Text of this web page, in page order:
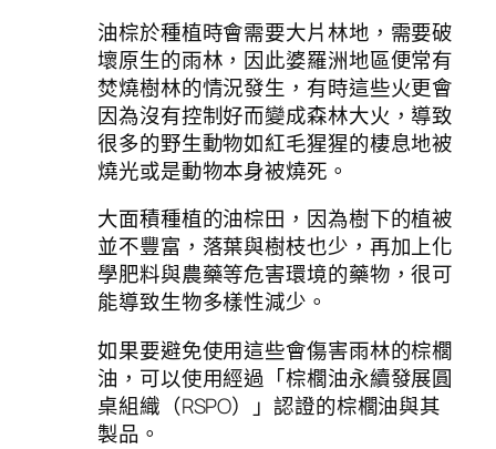
油棕於種植時會需要大片林地，需要破
壞原生的雨林，因此婆羅洲地區便常有
焚燒樹林的情況發生，有時這些火更會
因為沒有控制好而變成森林大火，導致
很多的野生動物如紅毛猩猩的棲息地被
燒光或是動物本身被燒死。
大面積種植的油棕田，因為樹下的植被
並不豐富，落葉與樹枝也少，再加上化
學肥料與農藥等危害環境的藥物，很可
能導致生物多樣性減少。
如果要避免使用這些會傷害雨林的棕櫚
油，可以使用經過「棕櫚油永續發展圓
桌組織（RSPO）」認證的棕櫚油與其
製品。